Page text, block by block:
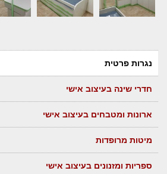
נגרות פרטית
חדרי שינה בעיצוב אישי
ארונות ומטבחים בעיצוב אישי
מיטות מרופדות
ספריות ומזנונים בעיצוב אישי